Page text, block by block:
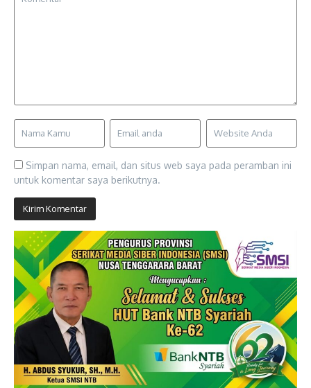
Simpan nama, email, dan situs web saya pada peramban ini
untuk komentar saya berikutnya.